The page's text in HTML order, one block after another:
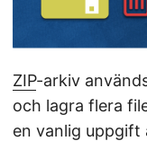
ZIP-arkiv
och lagra flera
en vanlig uppgift